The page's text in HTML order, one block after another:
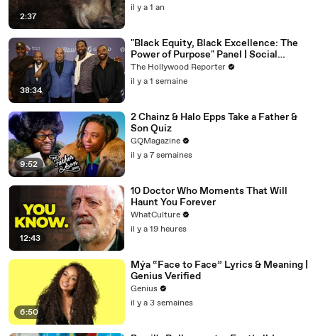
2:37
il y a 1 an
38:34
"Black Equity, Black Excellence: The
Power of Purpose" Panel | Social
Impact Summit
The Hollywood Reporter
il y a 1 semaine
9:52
2 Chainz & Halo Epps Take a Father &
Son Quiz
GQMagazine
il y a 7 semaines
12:43
10 Doctor Who Moments That Will
Haunt You Forever
WhatCulture
il y a 19 heures
6:50
Mýa “Face to Face” Lyrics & Meaning |
Genius Verified
Genius
il y a 3 semaines